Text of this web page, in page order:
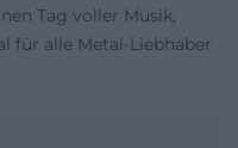
Tag voller Musik,
für alle Metal-Liebhaber